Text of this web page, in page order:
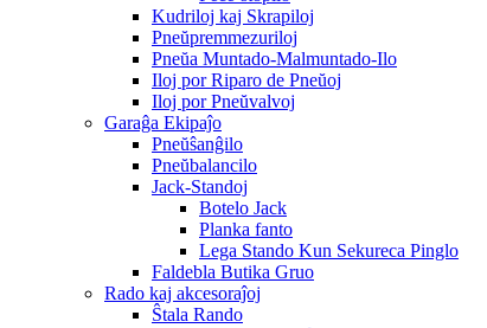
Kudriloj kaj Skrapiloj
Pneŭpremmezuriloj
Pneŭa Muntado-Malmuntado-Ilo
Iloj por Riparo de Pneŭoj
Iloj por Pneŭvalvoj
Garaĝa Ekipaĵo
Pneŭŝanĝilo
Pneŭbalancilo
Jack-Standoj
Botelo Jack
Planka fanto
Lega Stando Kun Sekureca Pinglo
Faldebla Butika Gruo
Rado kaj akcesoraĵoj
Ŝtala Rando